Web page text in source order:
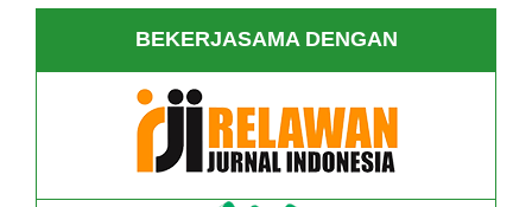
BEKERJASAMA DENGAN